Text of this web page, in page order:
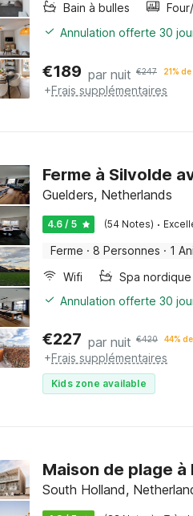
Bain à bulles
Annulation offerte 30
€189 par nuit €247 21%
+Frais supplémentaires
Ferme à Silvolde
Guelders, Netherlands
4.6 / 5 (54 Notes) ·
Ferme · 8 Personnes · 1
Wifi
Spa nordique
Annulation offerte 30
€227 par nuit €420 44%
+Frais supplémentaires
Kids zone available
Maison de plage à
South Holland,